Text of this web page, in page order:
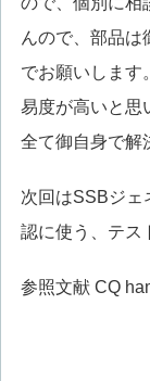
んので、部品は
でお願いします
易度が高いと思
全て御自身で解
次回はSSBジェ
認に使う、テス
参照文献 CQ